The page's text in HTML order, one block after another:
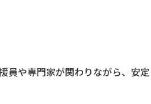
員や専門家が関わりながら、安